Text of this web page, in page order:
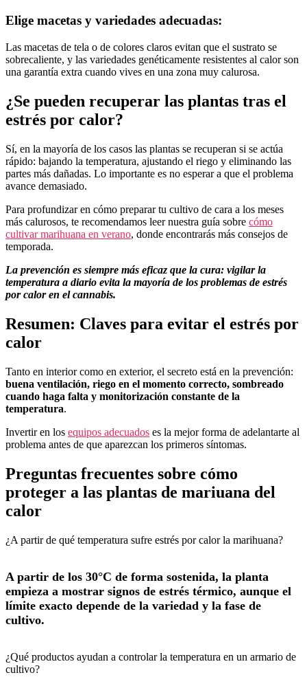
Elige macetas y variedades adecuadas:
Las macetas de tela o de colores claros evitan que el sustrato se
sobrecaliente, y las variedades genéticamente resistentes al calor son
una garantía extra cuando vives en una zona muy calurosa.
¿Se pueden recuperar las plantas tras el
estrés por calor?
Sí, en la mayoría de los casos las plantas se recuperan si se actúa
rápido: bajando la temperatura, ajustando el riego y eliminando las
partes más dañadas. Lo importante es no esperar a que el problema
avance demasiado.
Para profundizar en cómo preparar tu cultivo de cara a los meses
más calurosos, te recomendamos leer nuestra guía sobre cómo
cultivar marihuana en verano, donde encontrarás más consejos de
temporada.
La prevención es siempre más eficaz que la cura: vigilar la
temperatura a diario evita la mayoría de los problemas de estrés
por calor en el cannabis.
Resumen: Claves para evitar el estrés por
calor
Tanto en interior como en exterior, el secreto está en la prevención:
buena ventilación, riego en el momento correcto, sombreado
cuando haga falta y monitorización constante de la
temperatura.
Invertir en los equipos adecuados es la mejor forma de adelantarte al
problema antes de que aparezcan los primeros síntomas.
Preguntas frecuentes sobre cómo
proteger a las plantas de mariuana del
calor
¿A partir de qué temperatura sufre estrés por calor la marihuana?
A partir de los 30°C de forma sostenida, la planta
empieza a mostrar signos de estrés térmico, aunque el
límite exacto depende de la variedad y la fase de
cultivo.
¿Qué productos ayudan a controlar la temperatura en un armario de
cultivo?